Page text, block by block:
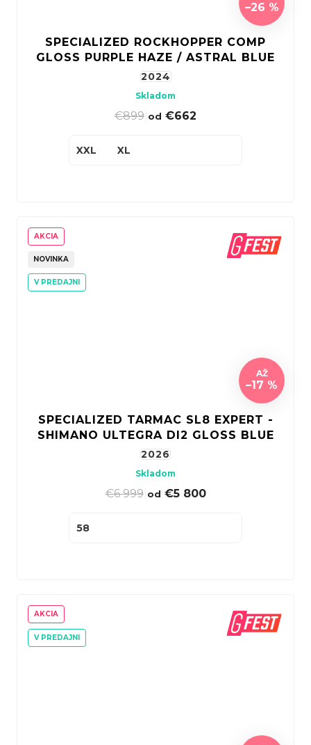
–26 %
SPECIALIZED ROCKHOPPER COMP
GLOSS PURPLE HAZE / ASTRAL BLUE
2024
Skladom
€899 od €662
XXL XL
AKCIA
NOVINKA
V PREDAJNI
AŽ
–17 %
SPECIALIZED TARMAC SL8 EXPERT -
SHIMANO ULTEGRA DI2 GLOSS BLUE
2026
Skladom
€6 999| od €5 800
58
AKCIA
V PREDAJNI